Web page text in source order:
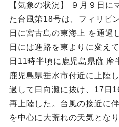
【気象の状況】 ９月９日に
た台風第18号は、フィリピ
日に宮古島の東海上 を通過
日には進路を東よりに変え
日11時半頃に鹿児島県薩 摩
鹿児島県垂水市付近に上陸
過して日向灘に抜け、17日
再上陸した。台風の接近に
を中心に大荒れの天気とな